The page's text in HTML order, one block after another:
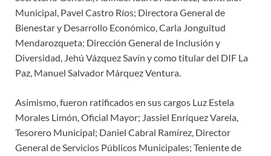
Municipal, Pavel Castro Ríos; Directora General de
Bienestar y Desarrollo Económico, Carla Jonguitud
Mendarozqueta; Dirección General de Inclusión y
Diversidad, Jehú Vázquez Savín y como titular del DIF La
Paz, Manuel Salvador Márquez Ventura.
Asimismo, fueron ratificados en sus cargos Luz Estela
Morales Limón, Oficial Mayor; Jassiel Enríquez Varela,
Tesorero Municipal; Daniel Cabral Ramírez, Director
General de Servicios Públicos Municipales; Teniente de